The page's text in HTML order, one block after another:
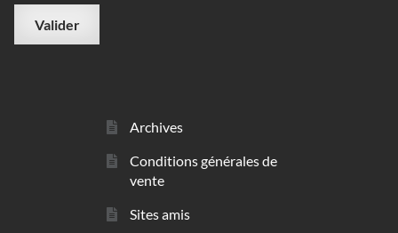
Archives
Conditions générales de
vente
Sites amis